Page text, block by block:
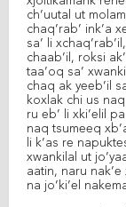
ch’uutal ut
chaq’rab’ ink’a
sa’ li
chaab’il, roksi
taa’oq sa’
chaq ak yeeb’il
koxlak chi us naq
ru eb’ li xki’elil
naq tsumeeq
li k’as re
xwankilal ut
aatin, naru nak’e
na jo’ki’el